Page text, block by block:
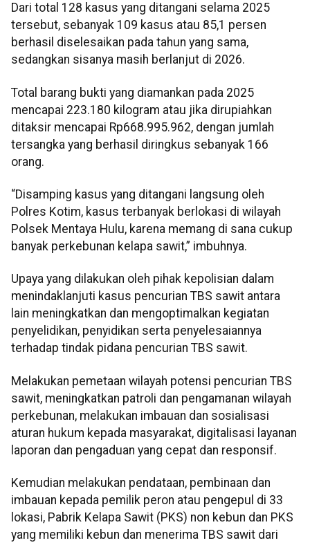
Dari total 128 kasus yang ditangani selama 2025
tersebut, sebanyak 109 kasus atau 85,1 persen
berhasil diselesaikan pada tahun yang sama,
sedangkan sisanya masih berlanjut di 2026.
Total barang bukti yang diamankan pada 2025
mencapai 223.180 kilogram atau jika dirupiahkan
ditaksir mencapai Rp668.995.962, dengan jumlah
tersangka yang berhasil diringkus sebanyak 166
orang.
“Disamping kasus yang ditangani langsung oleh
Polres Kotim, kasus terbanyak berlokasi di wilayah
Polsek Mentaya Hulu, karena memang di sana cukup
banyak perkebunan kelapa sawit,” imbuhnya.
Upaya yang dilakukan oleh pihak kepolisian dalam
menindaklanjuti kasus pencurian TBS sawit antara
lain meningkatkan dan mengoptimalkan kegiatan
penyelidikan, penyidikan serta penyelesaiannya
terhadap tindak pidana pencurian TBS sawit.
Melakukan pemetaan wilayah potensi pencurian TBS
sawit, meningkatkan patroli dan pengamanan wilayah
perkebunan, melakukan imbauan dan sosialisasi
aturan hukum kepada masyarakat, digitalisasi layanan
laporan dan pengaduan yang cepat dan responsif.
Kemudian melakukan pendataan, pembinaan dan
imbauan kepada pemilik peron atau pengepul di 33
lokasi, Pabrik Kelapa Sawit (PKS) non kebun dan PKS
yang memiliki kebun dan menerima TBS sawit dari